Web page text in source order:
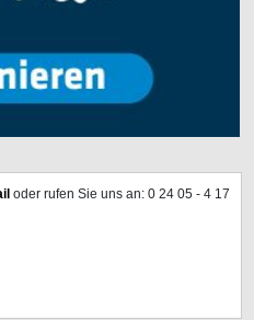
oder rufen Sie uns an: 0 24 05 - 4 17